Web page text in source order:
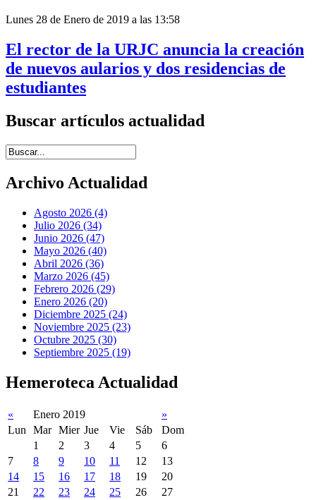
Lunes 28 de Enero de 2019 a las 13:58
El rector de la URJC anuncia la creación
de nuevos aularios y dos residencias de
estudiantes
Buscar artículos actualidad
Introduce términos de búsqueda
Archivo Actualidad
Agosto 2026 (4)
Julio 2026 (34)
Junio 2026 (47)
Mayo 2026 (40)
Abril 2026 (36)
Marzo 2026 (45)
Febrero 2026 (29)
Enero 2026 (20)
Diciembre 2025 (24)
Noviembre 2025 (23)
Octubre 2025 (30)
Septiembre 2025 (19)
Hemeroteca Actualidad
« Enero 2019
»
Lun
Mar Mier Jue Vie Sáb
Dom
1
2 3 4 5
6
7
8 9 10 11 12
13
14
15 16 17 18 19
20
21
22 23 24 25 26
27